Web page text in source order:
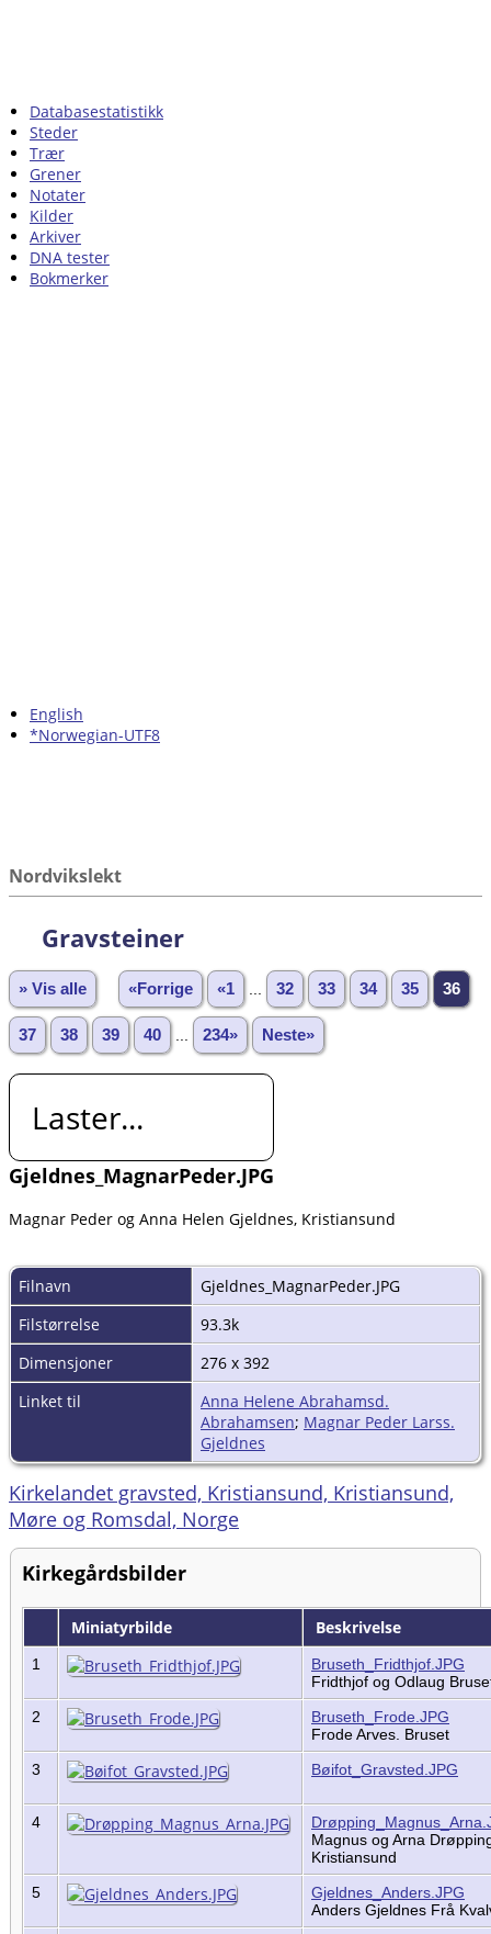
Databasestatistikk
Steder
Trær
Grener
Notater
Kilder
Arkiver
DNA tester
Bokmerker
English
*Norwegian-UTF8
Nordvikslekt
Gravsteiner
» Vis alle «Forrige «1 32 33 34 35 36
37 38 39 40 234» Neste»
Laster...
Gjeldnes_MagnarPeder.JPG
Magnar Peder og Anna Helen Gjeldnes, Kristiansund
Filnavn
Gjeldnes_MagnarPeder.JPG
Filstørrelse
93.3k
Dimensjoner
276 x 392
Linket til
Anna Helene Abrahamsd.
Abrahamsen; Magnar Peder Larss.
Gjeldnes
Kirkelandet gravsted, Kristiansund, Kristiansund,
Møre og Romsdal, Norge
Kirkegårdsbilder
Miniatyrbilde Beskrivelse
1
Bruseth_Fridthjof.JPG
Fridthjof og Odlaug
2
Bruseth_Frode.JPG
Frode Arves. Bruset
3
Bøifot_Gravsted.JPG
4
Magnus og Arna
Kristiansund
5
Gjeldnes_Anders.JPG
Anders Gjeldnes Frå